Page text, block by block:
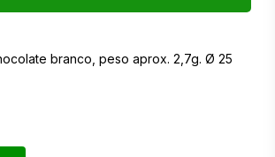
branco, peso aprox. 2,7g. Ø 25